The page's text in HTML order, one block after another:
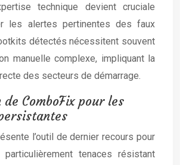
technique devient cruciale
les alertes pertinentes des faux
détectés nécessitent souvent
manuelle complexe, impliquant la
des secteurs de démarrage.
ComboFix pour les
l’outil de dernier recours pour
tenaces résistant